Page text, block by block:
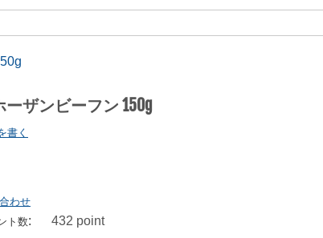
ーザンビーフン 150g
書く
わせ
ト数: 432 point